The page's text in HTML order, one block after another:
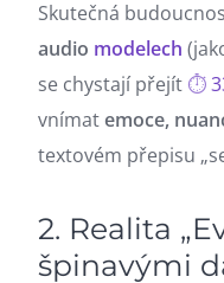
Skutečná
audio modelech
se chystají přejít
vnímatemoce,
textovém přepisu
2. Realita
špinavými